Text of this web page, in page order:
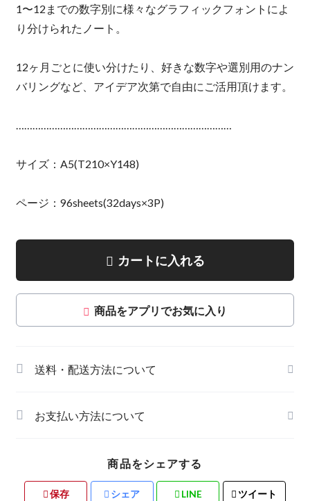
1〜12までの数字別に様々なグラフィックフォントによ
り分けられたノート。
12ヶ月ごとに使い分けたり、好きな数字や選別用のナン
バリングなど、アイデア次第で自由にご活用頂けます。
……………………………………………………………………
サイズ：A5(T210×Y148)
ページ：96sheets(32days×3P)
カートに入れる
商品をアプリでお気に入り
送料・配送方法について
お支払い方法について
商品をシェアする
保存 シェア LINE ツイート